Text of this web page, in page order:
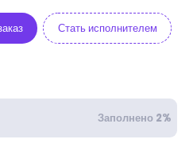
Стать исполнителем
Заполнено 2%